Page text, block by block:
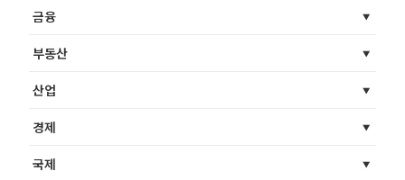
금융
부동산
산업
경제
국제